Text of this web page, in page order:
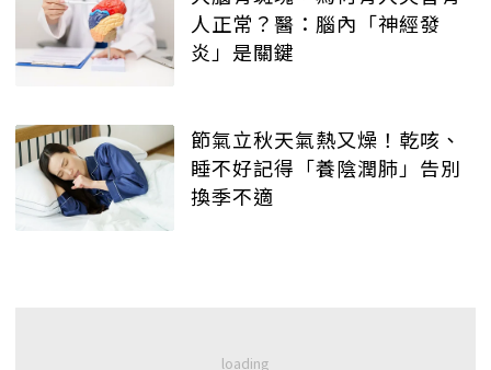
人正常？醫：腦內「神經發
炎」是關鍵
節氣立秋天氣熱又燥！乾咳、
睡不好記得「養陰潤肺」告別
換季不適